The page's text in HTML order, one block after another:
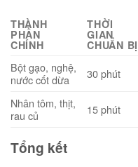
THÀNH
PHẦN
CHÍNH
THỜI
GIAN
CHUẨN BỊ
Bột gạo, nghệ,
nước cốt dừa
30 phút
Nhân tôm, thịt,
rau củ
15 phút
Tổng kết